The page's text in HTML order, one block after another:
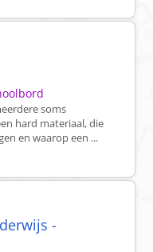
soms
hard materiaal, die
en waarop een ...
-